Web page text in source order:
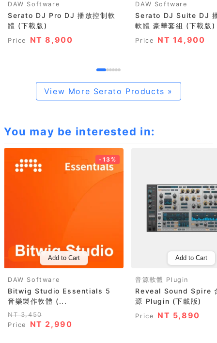
DAW Software
Serato DJ Pro DJ 播放控制軟
體 (下載版)
Price NT 8,900
DAW Software
Serato DJ Suite DJ
軟體 豪華套組 (下載版)
Price NT 14,900
View More Serato Products »
You may be interested in:
-13%
Add to Cart
DAW Software
Bitwig Studio Essentials 5
音樂製作軟體 (...
NT 3,450
Price
NT 2,990
Add to Cart
音源軟體 Plugin
Reveal Sound Spire
源 Plugin (下載版)
Price NT 5,890